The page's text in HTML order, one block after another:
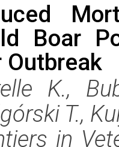
Boar
Outbreak
K.,
T.,
in